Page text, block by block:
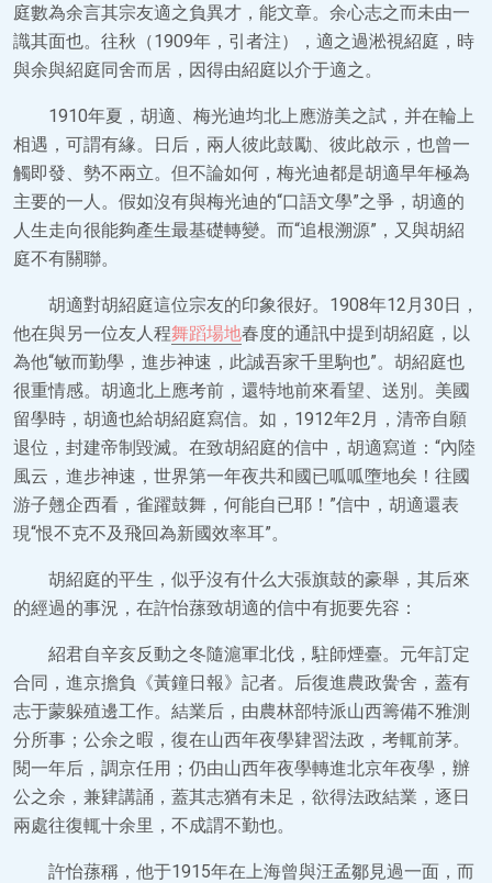
庭數為余言其宗友適之負異才，能文章。余心志之而未由一
識其面也。往秋（1909年，引者注），適之過淞視紹庭，時
與余與紹庭同舍而居，因得由紹庭以介于適之。
1910年夏，胡適、梅光迪均北上應游美之試，并在輪上
相遇，可謂有緣。日后，兩人彼此鼓勵、彼此啟示，也曾一
觸即發、勢不兩立。但不論如何，梅光迪都是胡適早年極為
主要的一人。假如沒有與梅光迪的“口語文學”之爭，胡適的
人生走向很能夠產生最基礎轉變。而“追根溯源”，又與胡紹
庭不有關聯。
胡適對胡紹庭這位宗友的印象很好。1908年12月30日，
他在與另一位友人程舞蹈場地春度的通訊中提到胡紹庭，以
為他“敏而勤學，進步神速，此誠吾家千里駒也”。胡紹庭也
很重情感。胡適北上應考前，還特地前來看望、送別。美國
留學時，胡適也給胡紹庭寫信。如，1912年2月，清帝自願
退位，封建帝制毀滅。在致胡紹庭的信中，胡適寫道：“內陸
風云，進步神速，世界第一年夜共和國已呱呱墮地矣！往國
游子翹企西看，雀躍鼓舞，何能自已耶！”信中，胡適還表
現“恨不克不及飛回為新國效率耳”。
胡紹庭的平生，似乎沒有什么大張旗鼓的豪舉，其后來
的經過的事況，在許怡蓀致胡適的信中有扼要先容：
紹君自辛亥反動之冬隨滬軍北伐，駐師煙臺。元年訂定
合同，進京擔負《黃鐘日報》記者。后復進農政黌舍，蓋有
志于蒙躲殖邊工作。結業后，由農林部特派山西籌備不雅測
分所事；公余之暇，復在山西年夜學肄習法政，考輒前茅。
閱一年后，調京任用；仍由山西年夜學轉進北京年夜學，辦
公之余，兼肄講誦，蓋其志猶有未足，欲得法政結業，逐日
兩處往復輒十余里，不成謂不勤也。
許怡蓀稱，他于1915年在上海曾與汪孟鄒見過一面，而